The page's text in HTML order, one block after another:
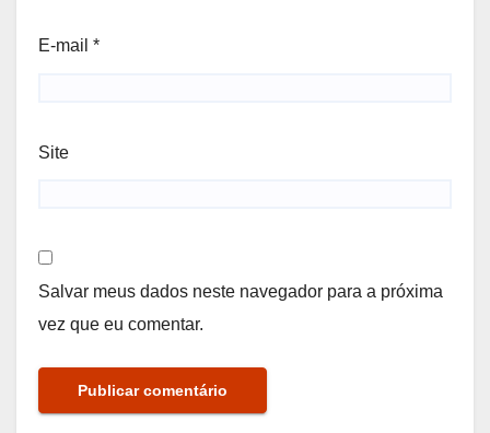
E-mail *
Site
Salvar meus dados neste navegador para a próxima
vez que eu comentar.